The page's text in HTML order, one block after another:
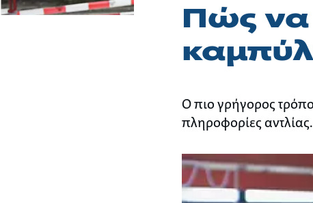
Πώς να
Ο πιο γρήγορος
πληροφορίες αντλίας.